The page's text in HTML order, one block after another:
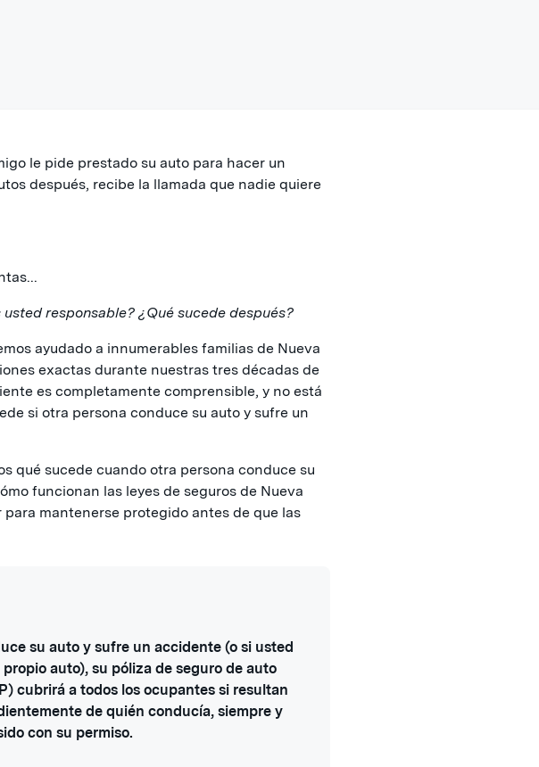
le pide prestado su auto para hacer un
después, recibe la llamada que nadie quiere
responsable? ¿Qué sucede después?
ayudado a innumerables familias de Nueva
exactas durante nuestras tres décadas de
es completamente comprensible, y no está
si otra persona conduce su auto y sufre un
qué sucede cuando otra persona conduce su
funcionan las leyes de seguros de Nueva
para mantenerse protegido antes de que las
su auto y sufre un accidente (o si usted
auto), su póliza de seguro de auto
cubrirá a todos los ocupantes si resultan
de quién conducía, siempre y
con su permiso.